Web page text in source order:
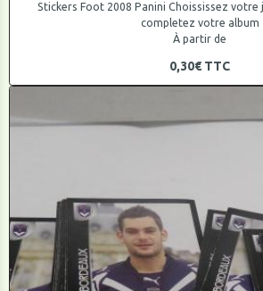
Stickers Foot 2008 Panini Choississez
completez votre album
À partir de
0,30€ TTC